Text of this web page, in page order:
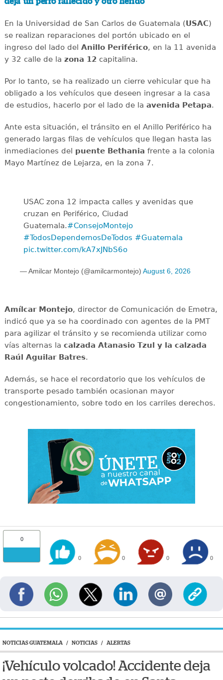
En la Universidad de San Carlos de Guatemala (USAC)
se realizan reparaciones del portón ubicado en el
ingreso del lado del Anillo Periférico, en la 11 avenida
y 32 calle de la zona 12 capitalina.
Por lo tanto, se ha realizado un cierre vehicular que ha
obligado a los vehículos que deseen ingresar a la casa
de estudios, hacerlo por el lado de la avenida Petapa.
Ante esta situación, el tránsito en el Anillo Periférico ha
generado largas filas de vehículos que llegan hasta las
inmediaciones del puente Bethania frente a la colonia
Mayo Martínez de Lejarza, en la zona 7.
USAC zona 12 impacta calles y avenidas que
cruzan en Periférico, Ciudad
Guatemala.#ConsejoMontejo
#TodosDependemosDeTodos #Guatemala
pic.twitter.com/kA7xJNbS6o
— Amilcar Montejo (@amilcarmontejo) August 6, 2026
Amílcar Montejo, director de Comunicación de Emetra,
indicó que ya se ha coordinado con agentes de la PMT
para agilizar el tránsito y se recomienda utilizar como
vías alternas la calzada Atanasio Tzul y la calzada
Raúl Aguilar Batres.
Además, se hace el recordatorio que los vehículos de
transporte pesado también ocasionan mayor
congestionamiento, sobre todo en los carriles derechos.
0
0 0 0 0
NOTICIAS GUATEMALA / NOTICIAS / ALERTAS
¡Vehículo volcado! Accidente deja